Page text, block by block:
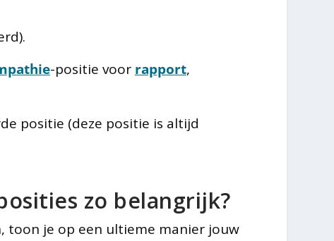
-positie voor rapport,
positie (deze positie is altijd
zo belangrijk?
toon je op een ultieme manier jouw